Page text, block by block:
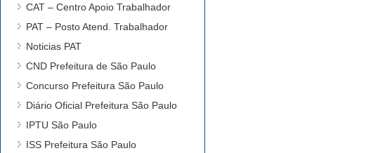
CAT – Centro Apoio Trabalhador
PAT – Posto Atend. Trabalhador
Noticias PAT
CND Prefeitura de São Paulo
Concurso Prefeitura São Paulo
Diário Oficial Prefeitura São Paulo
IPTU São Paulo
ISS Prefeitura São Paulo